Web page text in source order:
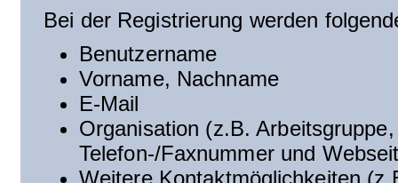
Bei der Registrierung werden
Benutzername
Vorname, Nachname
E-Mail
Organisation (z.B.
Telefon-/Faxnummer und
Weitere Kontaktmöglichkeiten